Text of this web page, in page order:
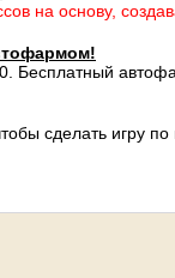
на основу,
Бесплатный
сделать игру